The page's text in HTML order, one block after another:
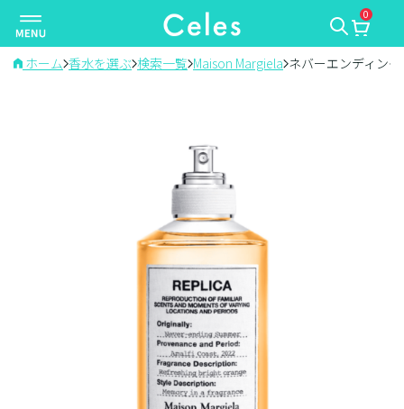
ナ
ビ
ゲ
0
ホーム 香水を選ぶ 検索一覧 Maison Margiela ネバーエンディン